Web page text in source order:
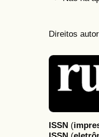
Direitos
ISSN (